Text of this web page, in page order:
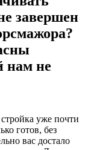
завершен
нам не
уже почти
готов, без
вас достало